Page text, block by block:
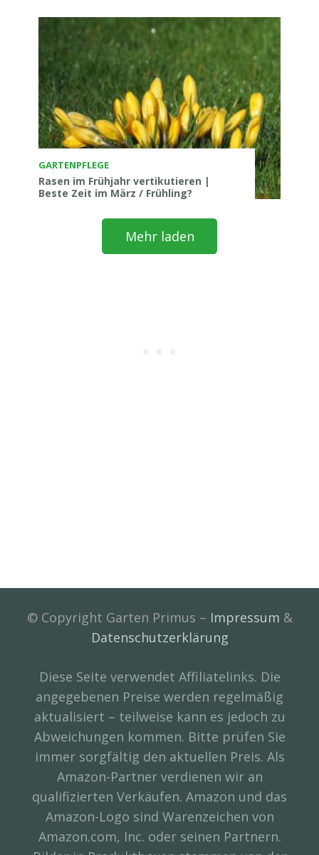
GARTENPFLEGE
Rasen im Frühjahr vertikutieren |
Beste Zeit im März / Frühling?
Mehr laden
© Copyright Garten Primus – Impressum &
Datenschutzerklärung
Diese Seite verwendet Affiliatelinks. Die
angegebenen Preise werden regelmäßig
aktualisiert – teilweise kann es jedoch zu
Abweichungen kommen. Bitte prüfen Sie
immer sorgfältig den aktuellen Preis. Als
Amazon-Partner verdienen wir an
qualifizierten Verkäufen. Amazon und das
Amazon-Logo sind Warenzeichen von
Amazon.com, Inc. oder seinen Partnern.